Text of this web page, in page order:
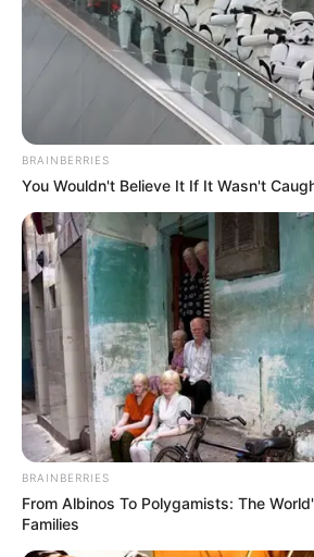
BRAINBERRIES
You Wouldn't Believe It If It Wasn't
BRAINBERRIES
From Albinos To Polygamists: The
Families